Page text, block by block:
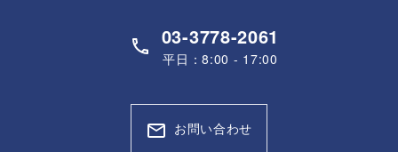
03-3778-2061
平日：8:00 - 17:00
お問い合わせ